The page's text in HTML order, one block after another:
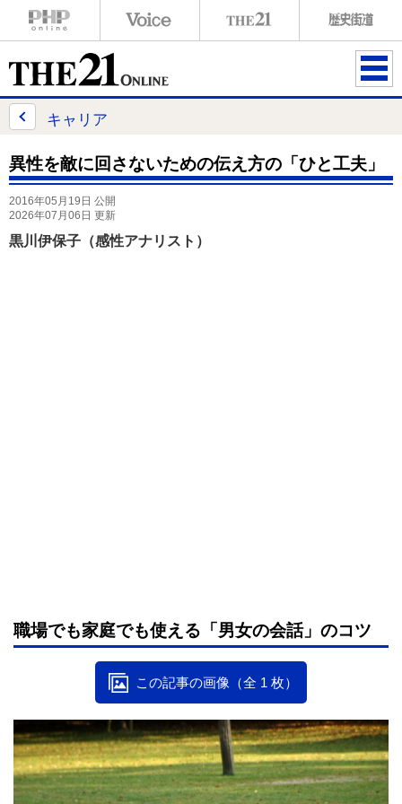
ME
キャリア
異性を敵に回さないための伝え方の「ひと工夫」
2016年05月19日 公開
2026年07月06日 更新
黒川伊保子（感性アナリスト）
職場でも家庭でも使える「男女の会話」のコツ
この記事の画像（全 1 枚）